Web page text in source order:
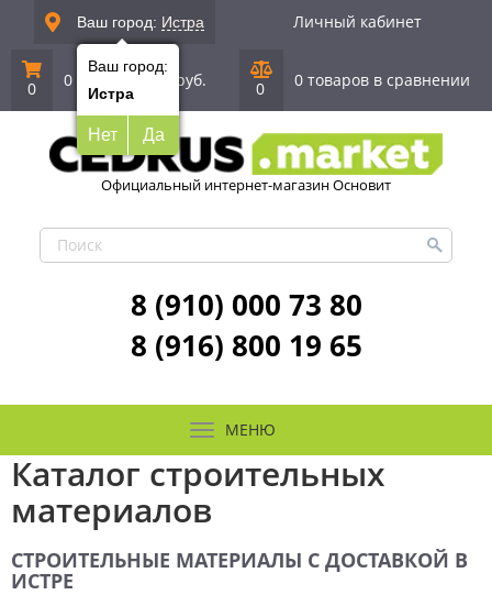
Ваш город: Истра
Ваш город:
Истра
Нет Да
Личный кабинет
0 0 позиций | 0 руб. 0 0 товаров в сравнении
Официальный интернет-магазин Основит
8 (910) 000 73 80
8 (916) 800 19 65
МЕНЮ
Каталог строительных
материалов
СТРОИТЕЛЬНЫЕ МАТЕРИАЛЫ С ДОСТАВКОЙ В
ИСТРЕ